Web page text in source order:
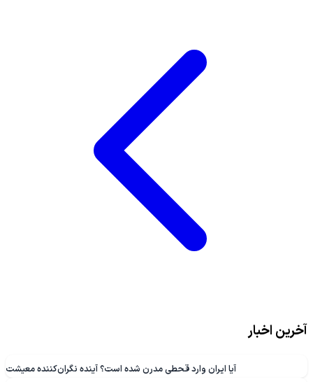
آخرین اخبار
آیا ایران وارد قحطی مدرن شده است؟ آینده نگران‌کننده معیشت